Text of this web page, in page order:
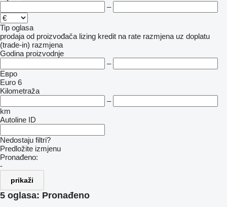
–
Tip oglasa
prodaja od proizvođača lizing kredit na rate razmjena uz doplatu
(trade-in) razmjena
Godina proizvodnje
–
Евро
Euro 6
Kilometraža
–
km
Autoline ID
Nedostaju filtri?
Predložite izmjenu
Pronađeno:
-
prikaži
5 oglasa: Pronađeno